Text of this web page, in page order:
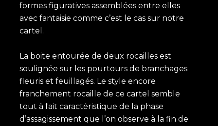
formes figuratives assemblées entre elles
avec fantaisie comme c’est le cas sur notre
cartel.
La boite entourée de deux rocailles est
soulignée sur les pourtours de branchages
fleuris et feuillagés. Le style encore
franchement rocaille de ce cartel semble
tout à fait caractéristique de la phase
d’assagissement que l’on observe à la fin de